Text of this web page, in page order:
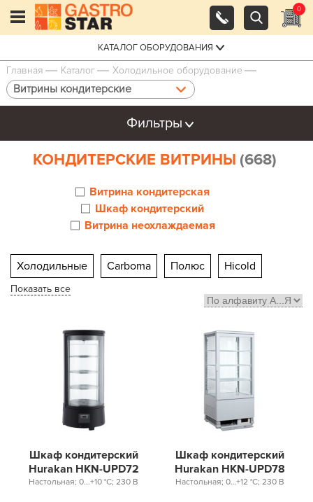
0
КАТАЛОГ ОБОРУДОВАНИЯ
Главная Каталог Холодильное оборудование
Витрины кондитерские
Фильтры
КОНДИТЕРСКИЕ ВИТРИНЫ (668)
Витрина кондитерская
Шкаф кондитерский
Витрина неохлаждаемая
Холодильные Carboma Полюс Hicold
Марихолодмаш Veneto Настольные
Напольные
Показать все
Шкаф кондитерский
Hurakan HKN-UPD72
Настольная; 0...+10 °С; 230 В
Шкаф кондитерский
Hurakan HKN-UPD78
Настольная; 0…+12 °С; 230 В